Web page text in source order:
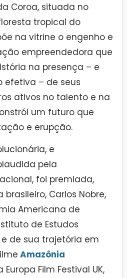
Coroa, situada no
tropical do
na vitrine o engenho e
empreendedora que
na presença – e
– de seus
ativos no talento e na
um futuro que
e erupção.
e
pela
foi premiada,
Carlos Nobre,
Americana de
de Estudos
e de sua trajetória em
Amazônia
Film Festival UK,